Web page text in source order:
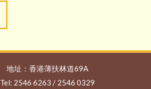
地址：香港薄扶林道69A
Tel: 2546 6263 / 2546 0329